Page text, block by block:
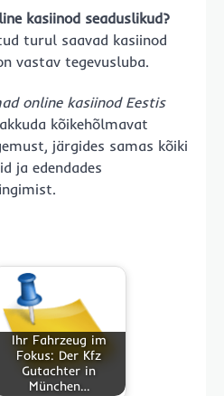
kasiinod seaduslikud?
turul saavad kasiinod
vastav tegevusluba.
online kasiinod Eestis
kõikehõlmavat
järgides samas kõiki
ja edendades
Ihr Fahrzeug im
Fokus: Der Kfz
Gutachter in
München…